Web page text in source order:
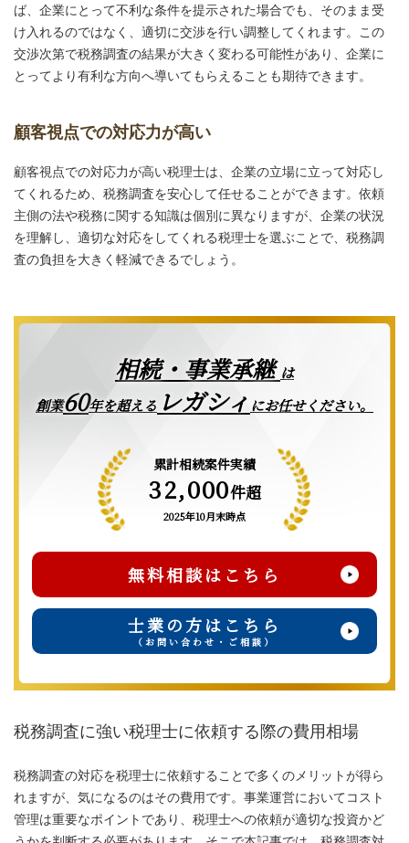
ば、企業にとって不利な条件を提示された場合でも、そのまま受
け入れるのではなく、適切に交渉を行い調整してくれます。この
交渉次第で税務調査の結果が大きく変わる可能性があり、企業に
とってより有利な方向へ導いてもらえることも期待できます。
顧客視点での対応力が高い
顧客視点での対応力が高い税理士は、企業の立場に立って対応し
てくれるため、税務調査を安心して任せることができます。依頼
主側の法や税務に関する知識は個別に異なりますが、企業の状況
を理解し、適切な対応をしてくれる税理士を選ぶことで、税務調
査の負担を大きく軽減できるでしょう。
相続・事業承継は
創業60年を超える レガシィ にお任せください。
累計相続案件実績
32,000件超
2025年10月末時点
無料相談はこちら
士業の方はこちら
（お問い合わせ・ご相談）
税務調査に強い税理士に依頼する際の費用相場
税務調査の対応を税理士に依頼することで多くのメリットが得ら
れますが、気になるのはその費用です。事業運営においてコスト
管理は重要なポイントであり、税理士への依頼が適切な投資かど